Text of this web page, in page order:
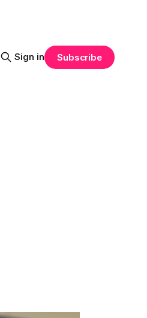
Sign in Subscribe